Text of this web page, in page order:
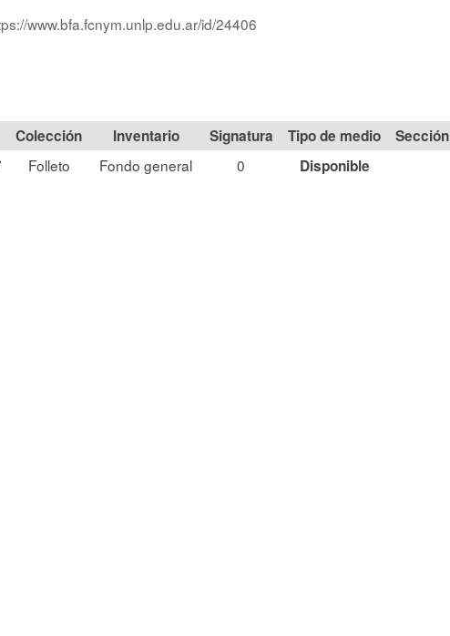
www.bfa.fcnym.unlp.edu.ar/id/24406
Colección Signatura Tipo de medio Sección
Folleto Fondo general 0 Disponible